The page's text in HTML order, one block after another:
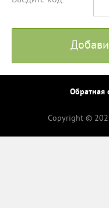
Обратная
Copyright ©